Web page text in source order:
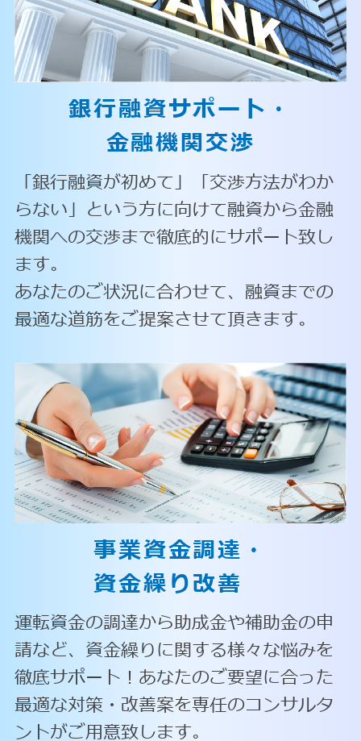
銀行融資サポート・
金融機関交渉
「銀行融資が初めて」「交渉方法がわか
らない」という方に向けて融資から金融
機関への交渉まで徹底的にサポート致し
ます。
あなたのご状況に合わせて、融資までの
最適な道筋をご提案させて頂きます。
事業資金調達・
資金繰り改善
運転資金の調達から助成金や補助金の申
請など、資金繰りに関する様々な悩みを
徹底サポート！あなたのご要望に合った
最適な対策・改善案を専任のコンサルタ
ントがご用意致します。